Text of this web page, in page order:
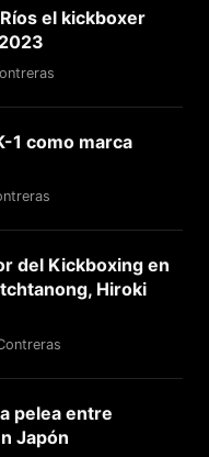
el kickboxer
1 como marca
del Kickboxing en
Hiroki
pelea entre
Japón